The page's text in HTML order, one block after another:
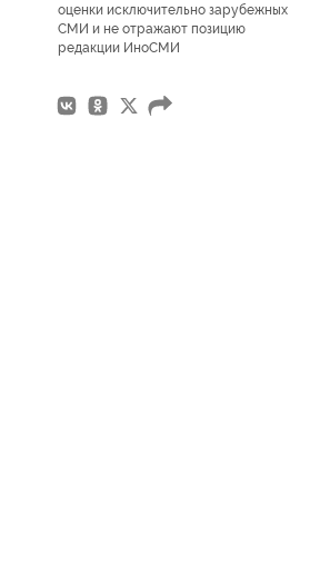
оценки исключительно зарубежных
СМИ и не отражают позицию
редакции ИноСМИ